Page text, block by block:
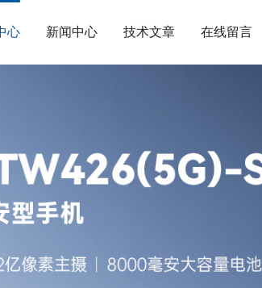
心 新闻中心 技术文章 在线留言